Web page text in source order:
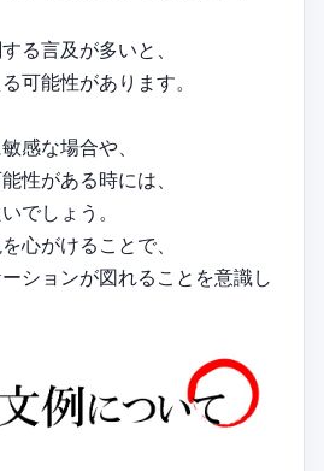
る言及が多いと、
可能性があります。
感な場合や、
性がある時には、
でしょう。
心がけることで、
ションが図れることを意識し